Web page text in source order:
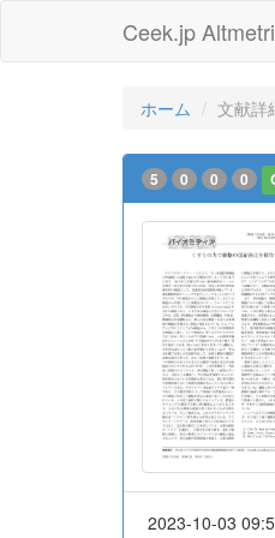
Ceek.jp
ホーム 文献詳
5 0 0 0
2023-10-03